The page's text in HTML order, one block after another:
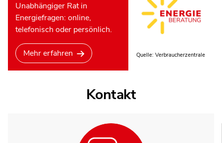
Unabhängiger Rat in
Energiefragen: online,
telefonisch oder persönlich.
Mehr erfahren Quelle: Verbraucherzentrale
Kontakt